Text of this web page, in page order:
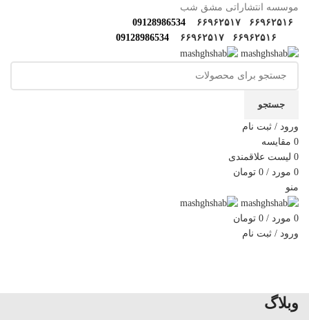
موسسه انتشاراتی مشق شب
۶۶۹۶۲۵۱۶
۶۶۹۶۲۵۱۷
09128986534
۶۶۹۶۲۵۱۶
۶۶۹۶۲۵۱۷ 09128986534
جستجو
ورود / ثبت نام
0 مقایسه
0 لیست علاقمندی
0 مورد /
0 تومان
منو
0 مورد /
0 تومان
ورود / ثبت نام
وبلاگ